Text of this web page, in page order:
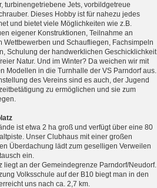
turbinengetriebene Jets, vorbildgetreue
Dieses Hobby ist für nahezu jedes
und bietet viele Möglichkeiten wie z.B.
eigener Konstruktionen, Teilnahme an
Wettbewerben und Schaufliegen, Fachsimpeln
Schulung der handwerklichen Geschicklichkeit
Natur. Und im Winter? Da weichen wir mit
Modellen in die Turnhalle der VS Parndorf aus.
des Vereins sind es auch, der Jugend
zu ermöglichen und sie zum
ist etwa 2 ha groß und verfügt über eine 80
Unser Clubhaus mit einer großen
Überdachung lädt zum geselligen Verweilen
ein.
liegt an der Gemeindegrenze Parndorf/Neudorf.
Volksschule auf der B10 biegt man in den
uns nach ca. 2,7 km.